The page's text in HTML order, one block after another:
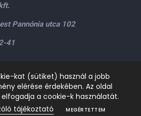
Pannónia utca 102
41
kft. 1134.Bp. Váci út 9-15
13.00+36205534995+36209906363
gsmzonakft@gmail.com
kat (sütiket) használ a jobb
elérése érdekében. Az oldal
a cookie-k használatát.
tájékoztató
MEGÉRTETTEM